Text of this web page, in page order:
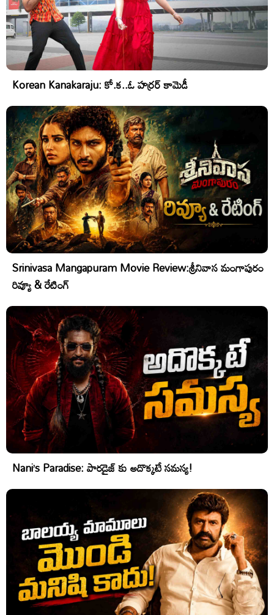
Korean Kanakaraju: కో.క..ఓ హర్రర్ కామెడీ
Srinivasa Mangapuram Movie Review:శ్రీనివాస మంగాపురం
రివ్యూ & రేటింగ్
Nani’s Paradise: పారడైజ్ కు అదొక్కటే సమస్య!